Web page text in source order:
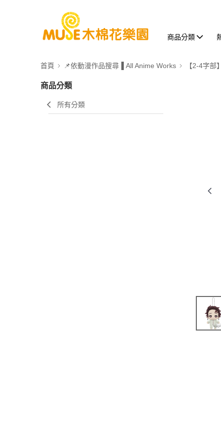
商品分類
首頁 📌依動漫作品搜尋▐ All Anime Works 【2-4字部
商品分類
所有分類